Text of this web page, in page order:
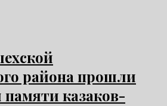
района прошли
казаков-